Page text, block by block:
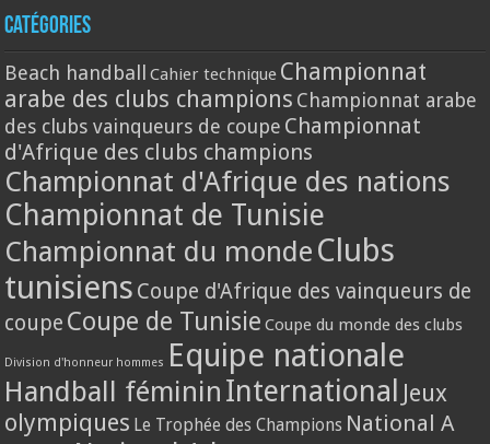
Catégories
Beach handball Cahier technique Championnat
arabe des clubs champions Championnat arabe
des clubs vainqueurs de coupe Championnat
d'Afrique des clubs champions
Championnat d'Afrique des nations
Championnat de Tunisie
Championnat du monde Clubs
tunisiens Coupe d'Afrique des vainqueurs de
coupe Coupe de Tunisie Coupe du monde des clubs
Division d'honneur hommes Equipe nationale
Handball féminin International Jeux
olympiques Le Trophée des Champions National A